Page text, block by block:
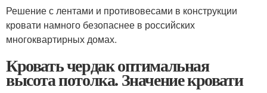
Решение с лентами и противовесами в конструкции
кровати намного безопаснее в российских
многоквартирных домах.
Кровать чердак оптимальная
высота потолка. Значение кровати